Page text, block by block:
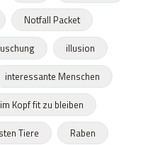
Notfall Packet
illusion
interessante Menschen
im Kopf fit zu bleiben
Tiere
Raben